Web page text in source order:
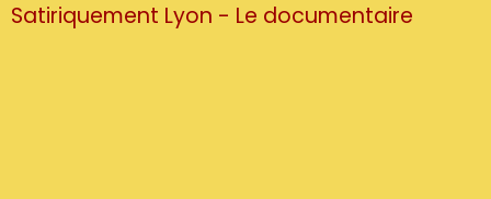
Satiriquement Lyon - Le documentaire